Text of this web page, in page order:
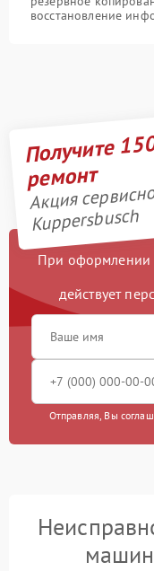
восстановление
Получите
ремонт
Акция
Kuppersbusch
При оформлении
действует
Отправляя, Вы